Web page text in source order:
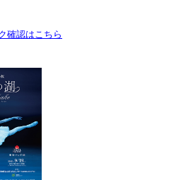
確認はこちら